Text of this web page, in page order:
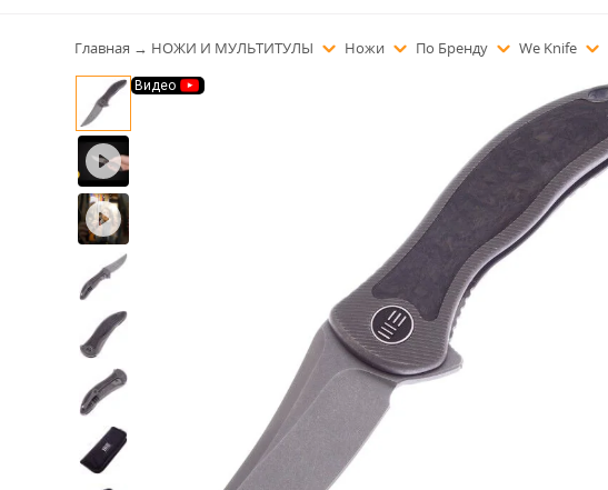
Главная → НОЖИ И МУЛЬТИТУЛЫ Ножи По Бренду We Knife
Видео